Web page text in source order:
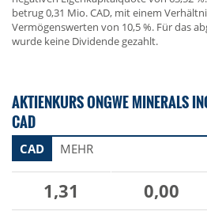
betrug 0,31 Mio. CAD, mit einem
Vermögenswerten von 10,5 %. Für das
wurde keine Dividende gezahlt.
AKTIENKURS ONGWE MINERALS
CAD
CAD MEHR
1,31 0,00